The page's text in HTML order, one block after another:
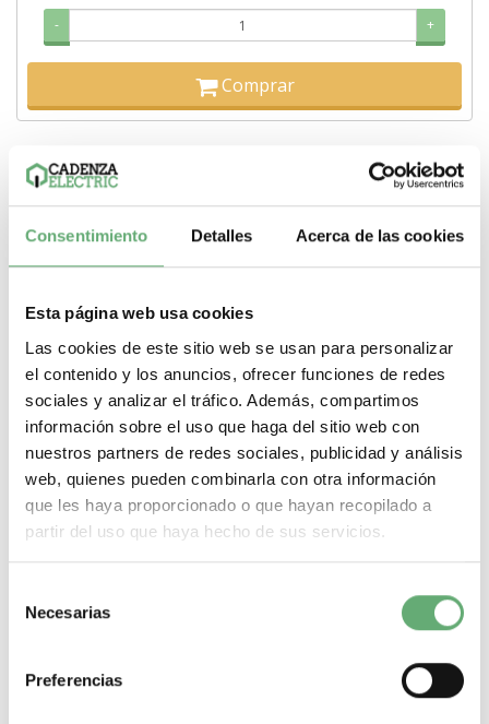
Consentimiento Detalles Acerca de las cookies
Esta página web usa cookies
Las cookies de este sitio web se usan para personalizar
el contenido y los anuncios, ofrecer funciones de redes
sociales y analizar el tráfico. Además, compartimos
información sobre el uso que haga del sitio web con
nuestros partners de redes sociales, publicidad y análisis
web, quienes pueden combinarla con otra información
que les haya proporcionado o que hayan recopilado a
partir del uso que haya hecho de sus servicios.
Necesarias
Preferencias
- +
Comprar
MÁS DETALLES ACERCA DE...
STI
STI de Schneider Electric. Encuentra todas las referencias de
Tenemos todo tipo de STI en nuestro almacén de material eléctrico.
pensado para hacer de tus compras de material eléctrico un
proceso rápido, sencillo, seguro, y con la mejor oferta de internet.
Dispositivo padlocking STI
Filtrar por
¿Que necesitas? A continuación te dejamos lo más
Magnetotermicos de 2 polos
Magnetotermicos de 3 polos
Magnetotermicos de 6kA